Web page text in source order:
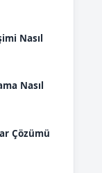
Nasıl
Nasıl
Çözümü